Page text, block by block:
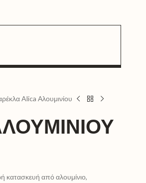
Alica Αλουμινίου
κατασκευή από αλουμίνιο,